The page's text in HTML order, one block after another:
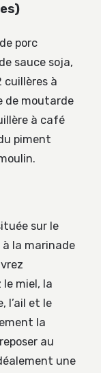
porc
sauce soja,
cuillères à
de moutarde
à café
piment
sur le
la marinade
le miel, la
l’ail et le
la
au
une